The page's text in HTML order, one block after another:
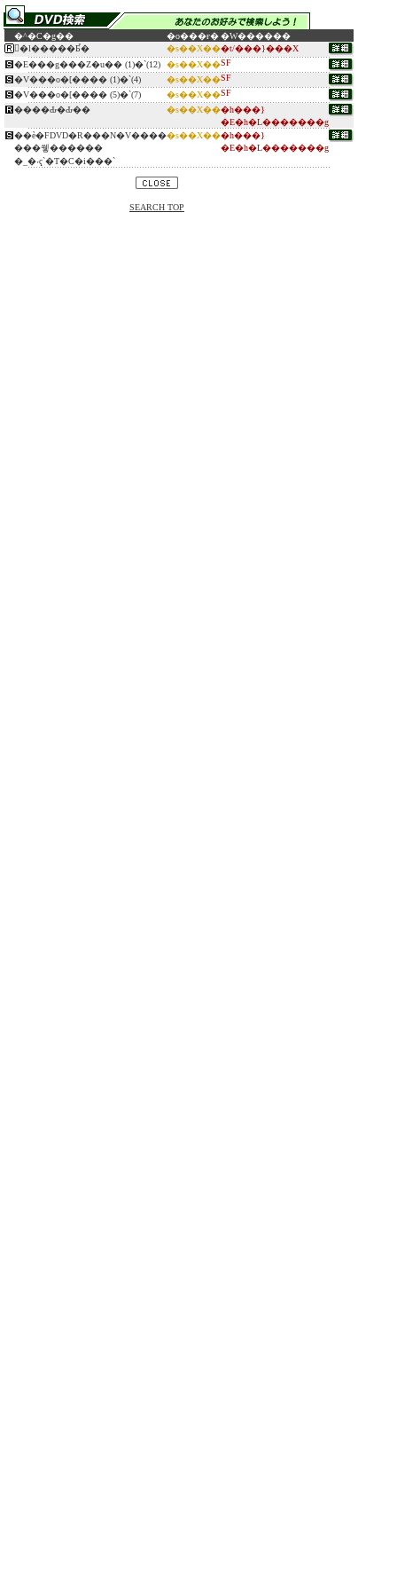
�^�C�g�� �o���ғ��W������
�ِl�����Ƃ̉�
�s��X���t/���}���X
�E���g���Z�u�� (1)�`(12)
�s��X��SF
�V���o�[���� (1)�`(4)
�s��X��SF
�V���o�[���� (5)�`(7)
�s��X��SF
����Ԃ�Ԃ��
�s��X���h���}
�E�h�L�������g
��ѐ�FDVD�R���N�V����
���쒷������
�_�˕ҁ`�T�C�i���`
�s��X���h���}
�E�h�L�������g
SEARCH TOP